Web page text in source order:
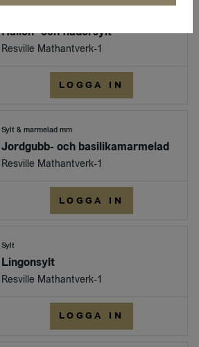
Hallon- och flädersylt
Resville Mathantverk-1
LOGGA IN
Sylt & marmelad mm
Jordgubb- och basilikamarmelad
Resville Mathantverk-1
LOGGA IN
Sylt
Lingonsylt
Resville Mathantverk-1
LOGGA IN